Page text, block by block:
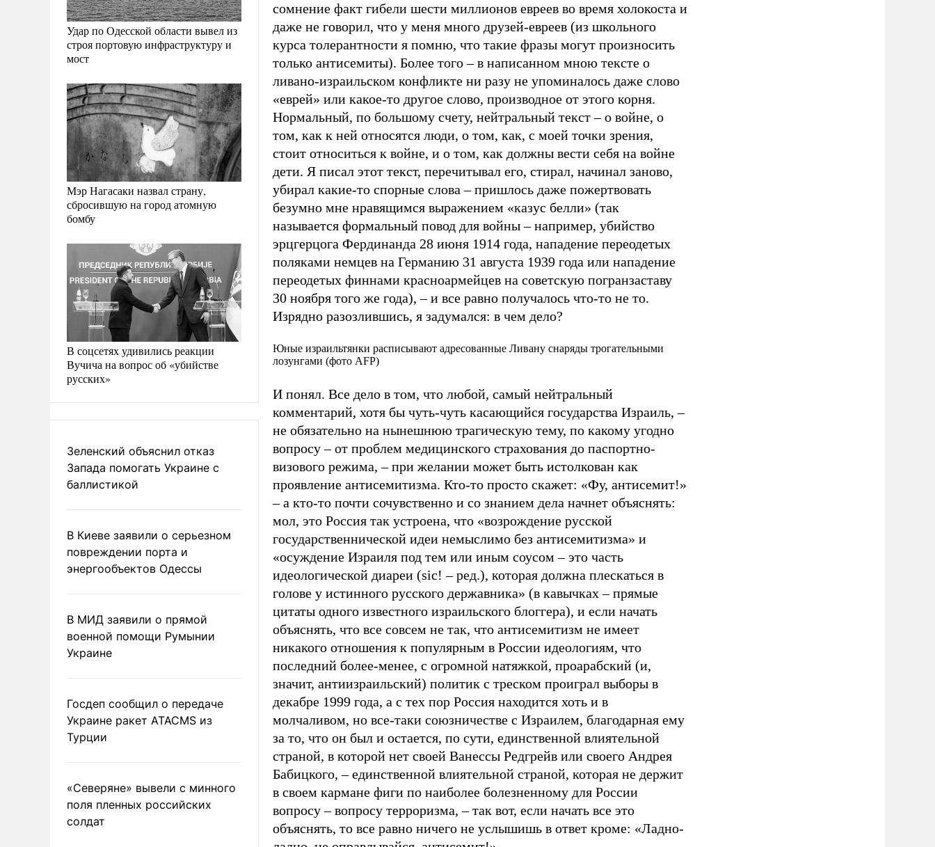
Удар по Одесской области вывел из
строя портовую инфраструктуру и
мост
Мэр Нагасаки назвал страну,
сбросившую на город атомную
бомбу
В соцсетях удивились реакции
Вучича на вопрос об «убийстве
русских»
Зеленский объяснил отказ
Запада помогать Украине с
баллистикой
В Киеве заявили о серьезном
повреждении порта и
энергообъектов Одессы
В МИД заявили о прямой
военной помощи Румынии
Украине
Госдеп сообщил о передаче
Украине ракет ATACMS из
Турции
«Северяне» вывели с минного
поля пленных российских
солдат
сомнение факт гибели шести миллионов евреев во время холокоста и
даже не говорил, что у меня много друзей-евреев (из школьного
курса толерантности я помню, что такие фразы могут произносить
только антисемиты). Более того – в написанном мною тексте о
ливано-израильском конфликте ни разу не упоминалось даже слово
«еврей» или какое-то другое слово, производное от этого корня.
Нормальный, по большому счету, нейтральный текст – о войне, о
том, как к ней относятся люди, о том, как, с моей точки зрения,
стоит относиться к войне, и о том, как должны вести себя на войне
дети. Я писал этот текст, перечитывал его, стирал, начинал заново,
убирал какие-то спорные слова – пришлось даже пожертвовать
безумно мне нравящимся выражением «казус белли» (так
называется формальный повод для войны – например, убийство
эрцгерцога Фердинанда 28 июня 1914 года, нападение переодетых
поляками немцев на Германию 31 августа 1939 года или нападение
переодетых финнами красноармейцев на советскую погранзаставу
30 ноября того же года), – и все равно получалось что-то не то.
Изрядно разозлившись, я задумался: в чем дело?
Юные израильтянки расписывают адресованные Ливану снаряды трогательными
лозунгами (фото AFP)
И понял. Все дело в том, что любой, самый нейтральный
комментарий, хотя бы чуть-чуть касающийся государства Израиль, –
не обязательно на нынешнюю трагическую тему, по какому угодно
вопросу – от проблем медицинского страхования до паспортно-
визового режима, – при желании может быть истолкован как
проявление антисемитизма. Кто-то просто скажет: «Фу, антисемит!»
– а кто-то почти сочувственно и со знанием дела начнет объяснять:
мол, это Россия так устроена, что «возрождение русской
государственнической идеи немыслимо без антисемитизма» и
«осуждение Израиля под тем или иным соусом – это часть
идеологической диареи (sic! – ред.), которая должна плескаться в
голове у истинного русского державника» (в кавычках – прямые
цитаты одного известного израильского блоггера), и если начать
объяснять, что все совсем не так, что антисемитизм не имеет
никакого отношения к популярным в России идеологиям, что
последний более-менее, с огромной натяжкой, проарабский (и,
значит, антиизраильский) политик с треском проиграл выборы в
декабре 1999 года, а с тех пор Россия находится хоть и в
молчаливом, но все-таки союзничестве с Израилем, благодарная ему
за то, что он был и остается, по сути, единственной влиятельной
страной, в которой нет своей Ванессы Редгрейв или своего Андрея
Бабицкого, – единственной влиятельной страной, которая не держит
в своем кармане фиги по наиболее болезненному для России
вопросу – вопросу терроризма, – так вот, если начать все это
объяснять, то все равно ничего не услышишь в ответ кроме: «Ладно-